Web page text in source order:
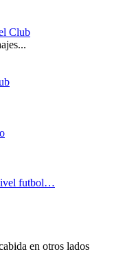
Club
futbol…
en otros lados